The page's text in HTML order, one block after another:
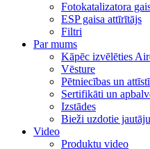
Fotokatalizatora
ESP gaisa attīrītājs
Filtri
Par mums
Kāpēc izvēlēties
Vēsture
Pētniecības un
Sertifikāti un
Izstādes
Bieži uzdotie
Video
Produktu video